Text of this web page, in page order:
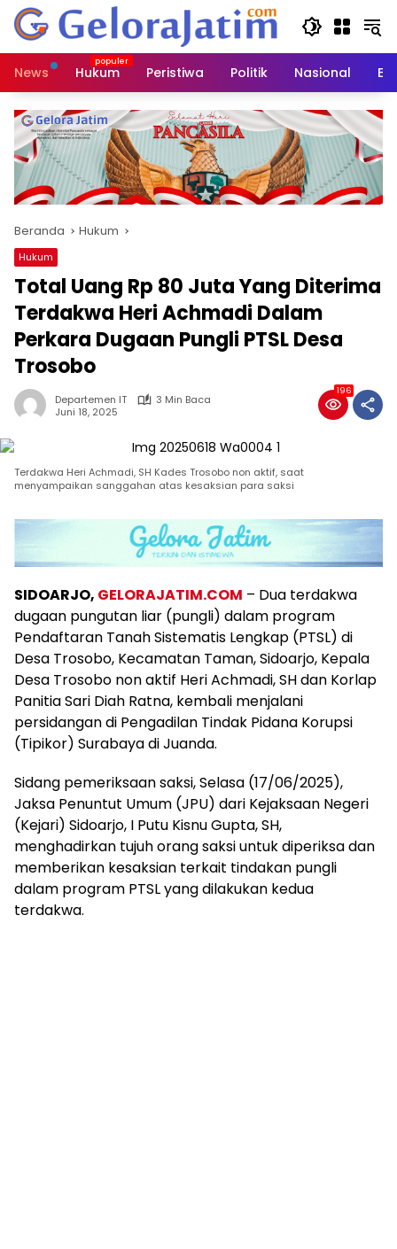
Langsung
konten
News
Hukum Peristiwa Politik Nasional
Beranda Hukum
Hukum
Total Uang Rp 80 Juta Yang Diterima
Terdakwa Heri Achmadi Dalam
Perkara Dugaan Pungli PTSL Desa
Trosobo
Departemen IT
3 Min Baca
Juni 18, 2025
196
Terdakwa Heri Achmadi, SH Kades Trosobo non aktif, saat
menyampaikan sanggahan atas kesaksian para saksi
SIDOARJO, GELORAJATIM.COM – Dua terdakwa
dugaan pungutan liar (pungli) dalam program
Pendaftaran Tanah Sistematis Lengkap (PTSL) di
Desa Trosobo, Kecamatan Taman, Sidoarjo, Kepala
Desa Trosobo non aktif Heri Achmadi, SH dan Korlap
Panitia Sari Diah Ratna, kembali menjalani
persidangan di Pengadilan Tindak Pidana Korupsi
(Tipikor) Surabaya di Juanda.
Sidang pemeriksaan saksi, Selasa (17/06/2025),
Jaksa Penuntut Umum (JPU) dari Kejaksaan Negeri
(Kejari) Sidoarjo, I Putu Kisnu Gupta, SH,
menghadirkan tujuh orang saksi untuk diperiksa dan
memberikan kesaksian terkait tindakan pungli
dalam program PTSL yang dilakukan kedua
terdakwa.